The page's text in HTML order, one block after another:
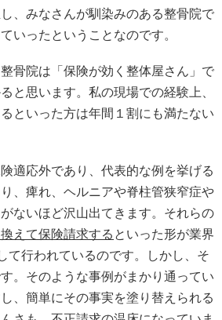
、みなさんが馴染みのある整骨院で
いったということなのです。
骨院は「保険が効く整体屋さん」で
と思います。私の現場での経験上、
といった方は年間１割にも満たない
適応外であり、代表的な例を挙げる
、痺れ、ヘルニアや脊柱管狭窄症や
ないほど沢山出てきます。それらの
えて保険請求する といった形が業界
て行われているのです。しかし、そ
。そのような事例がまかり通ってい
、簡単にその事実を塗り替えられる